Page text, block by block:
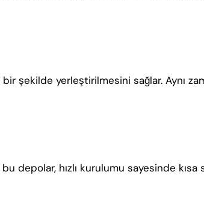
şekilde yerleştirilmesini sağlar. Aynı
depolar, hızlı kurulumu sayesinde kısa